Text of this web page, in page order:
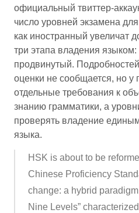
официальный твиттер-
число уровней экзамена
как иностранный увеличат
три этапа владения
продвинутый.
оценки не сообщается, но у
отдельные требования к
знанию грамматики, а
проверять владение
языка.
HSK is about to be
Chinese Proficiency
change: a hybrid
Nine Levels”